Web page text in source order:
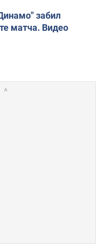
забил
матча. Видео